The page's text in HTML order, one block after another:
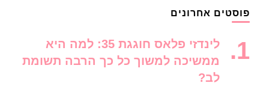
פוסטים אחרונים
לינדזי פלאס חוגגת 35: למה היא
ממשיכה למשוך כל כך הרבה תשומת
לב?